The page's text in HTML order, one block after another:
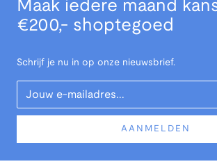
Maak iedere maand
€200,- shoptegoed
Schrijf je nu in op onze nieuwsbrief.
Your Email
AANMELDEN